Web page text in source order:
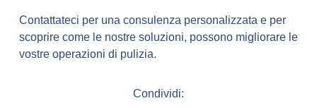
Contattateci per una consulenza personalizzata e per
scoprire come le nostre soluzioni, possono migliorare le
vostre operazioni di pulizia.
Condividi: